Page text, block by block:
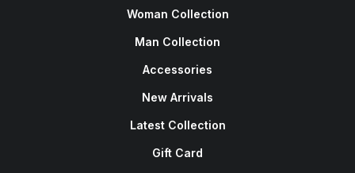
Woman Collection
Man Collection
Accessories
New Arrivals
Latest Collection
Gift Card